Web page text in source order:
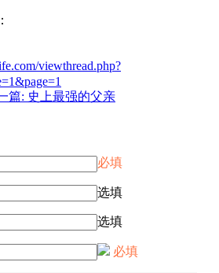
viewthread.php?
篇: 史上最强的父亲
必填
选填
选填
必填